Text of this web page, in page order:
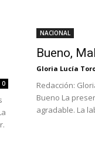
0
NACIONAL
Bueno,
Gloria Lucía
Redacción:
Bueno La
agradable. La